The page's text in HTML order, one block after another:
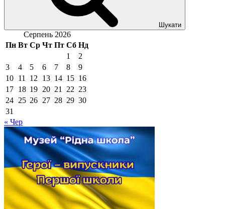
Шукати
Серпень 2026
Пн Вт Ср Чт Пт Сб Нд
1
2
3
4 5 6 7 8
9
10 11 12 13 14 15 16
17 18 19 20 21 22 23
24 25 26 27 28 29 30
31
« Чер